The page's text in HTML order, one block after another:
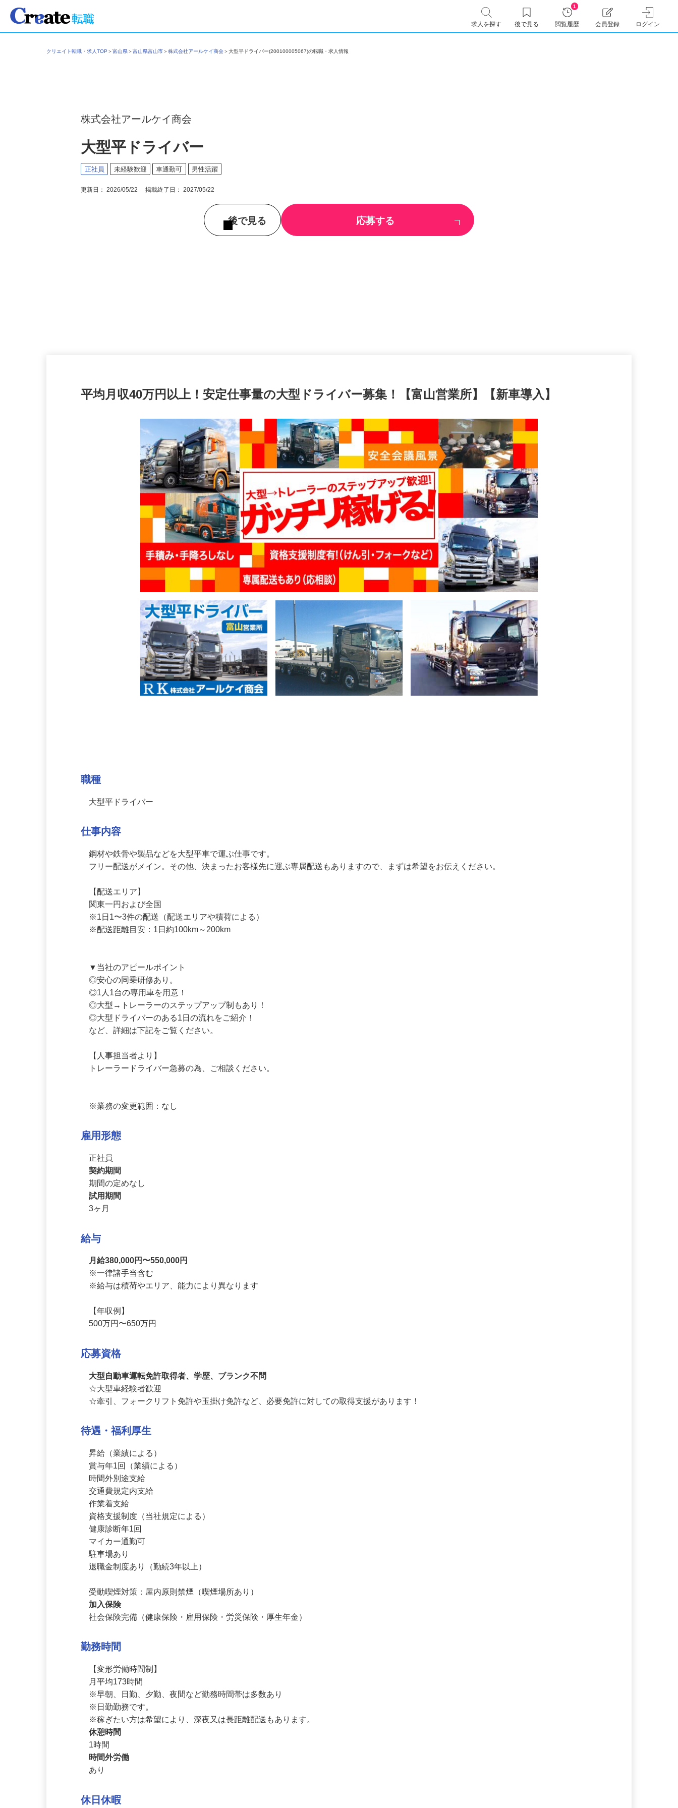
求人を探す 後で見る
1
閲覧履歴 会員登録 ログイン
クリエイト転職・求人TOP＞富山県＞富山県富山市＞株式会社アールケイ商会＞大型平ドライバー(200100005067)の転職・求人情報
株式会社アールケイ商会
大型平ドライバー
正社員 未経験歓迎 車通勤可 男性活躍
更新日： 2026/05/22 掲載終了日： 2027/05/22
後で見る 応募する
平均月収40万円以上！安定仕事量の大型ドライバー募集！【富山営業所】【新車導入】
鋼材や鉄骨や製品などを大型平車で運ぶ仕事です。
【配送エリア】
関東一円および全国
※1日1〜3件の配送（配送エリアや積荷による）
▼当社のアピールポイント
◎安心の同乗研修あり。
◎1人1台の専用車を用意！
◎大型→トレーラーのステップアップ制もあり！
◎大型ドライバーのある1日の流れをご紹介！
【人事担当者より】
雇用形態
正社員
契約期間
期間の定めなし
給与
月給380,000円〜550,000円
※給与は積荷やエリア、能力により異なります
応募資格
大型自動車運転免許取得者、学歴、ブランク不問
☆牽引、フォークリフト免許や玉掛け免許など、必要免許に対しての取得支援があります！
待遇・福利厚生
昇給（業績による）
賞与年1回（業績による）
時間外別途支給
交通費規定内支給
作業着支給
資格支援制度（当社規定による）
健康診断年1回
マイカー通勤可
退職金制度あり（勤続3年以上）
受動喫煙対策：屋内原則禁煙（喫煙場所あり）
社会保険完備（健康保険・雇用保険・労災保険・厚生年金）
勤務時間
【変形労働時間制】
月平均173時間
※早朝、日勤、夕勤、夜間など勤務時間帯は多数あり
※日勤勤務です。
※稼ぎたい方は希望により、深夜又は長距離配送もあります。
休憩時間
1時間
あり